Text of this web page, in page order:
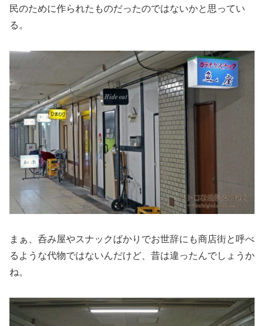
民のために作られたものだったのではないかと思ってい
る。
まぁ、呑み屋やスナックばかりでお世辞にも商店街と呼べ
るような代物ではないんだけど、昔は違ったんでしょうか
ね。